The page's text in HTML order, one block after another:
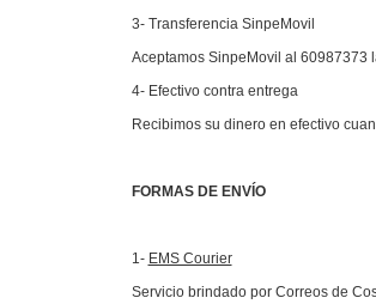
3- Transferencia SinpeMovil
Aceptamos SinpeMovil al 60987373
4- Efectivo contra entrega
Recibimos su dinero en efectivo
FORMAS DE ENVÍO
1- EMS Courier
Servicio brindado por Correos de